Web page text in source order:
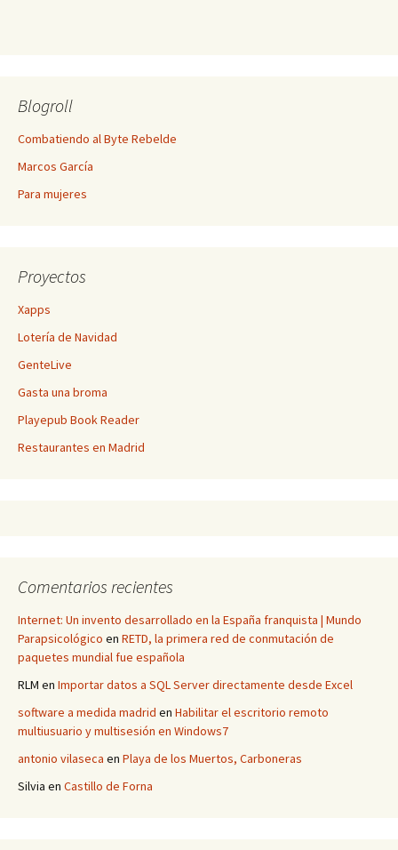
Blogroll
Combatiendo al Byte Rebelde
Marcos García
Para mujeres
Proyectos
Xapps
Lotería de Navidad
GenteLive
Gasta una broma
Playepub Book Reader
Restaurantes en Madrid
Comentarios recientes
Internet: Un invento desarrollado en la España franquista | Mundo
Parapsicológico en RETD, la primera red de conmutación de
paquetes mundial fue española
RLM en Importar datos a SQL Server directamente desde Excel
software a medida madrid en Habilitar el escritorio remoto
multiusuario y multisesión en Windows7
antonio vilaseca en Playa de los Muertos, Carboneras
Silvia en Castillo de Forna